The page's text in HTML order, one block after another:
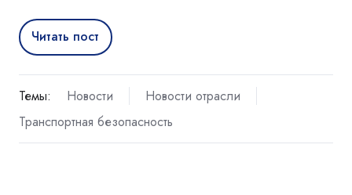
Читать пост
Темы: Новости
Новости отрасли
Транспортная безопасность